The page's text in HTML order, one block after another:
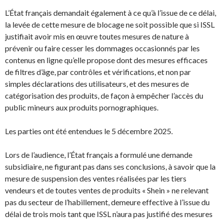
L’État français demandait également à ce qu’à l’issue de ce délai,
la levée de cette mesure de blocage ne soit possible que si ISSL
justifiait avoir mis en œuvre toutes mesures de nature à
prévenir ou faire cesser les dommages occasionnés par les
contenus en ligne qu’elle propose dont des mesures efficaces
de filtres d’âge, par contrôles et vérifications, et non par
simples déclarations des utilisateurs, et des mesures de
catégorisation des produits, de façon à empêcher l’accès du
public mineurs aux produits pornographiques.
Les parties ont été entendues le 5 décembre 2025.
Lors de l’audience, l’État français a formulé une demande
subsidiaire, ne figurant pas dans ses conclusions, à savoir que la
mesure de suspension des ventes réalisées par les tiers
vendeurs et de toutes ventes de produits « Shein » ne relevant
pas du secteur de l’habillement, demeure effective à l’issue du
délai de trois mois tant que ISSL n’aura pas justifié des mesures